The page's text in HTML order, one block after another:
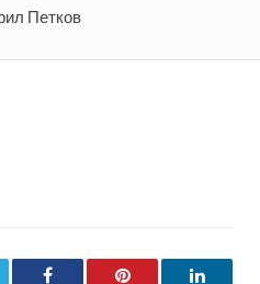
Петков
Facebook Pinterest